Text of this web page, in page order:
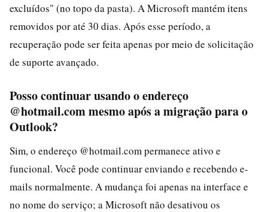
excluídos" (no topo da pasta). A Microsoft mantém itens
removidos por até 30 dias. Após esse período, a
recuperação pode ser feita apenas por meio de solicitação
de suporte avançado.
Posso continuar usando o endereço
@hotmail.com mesmo após a migração para o
Outlook?
Sim, o endereço @hotmail.com permanece ativo e
funcional. Você pode continuar enviando e recebendo e-
mails normalmente. A mudança foi apenas na interface e
no nome do serviço; a Microsoft não desativou os